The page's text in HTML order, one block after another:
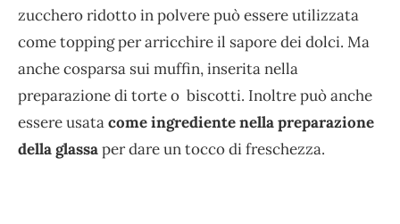
zucchero ridotto in polvere può essere utilizzata
come topping per arricchire il sapore dei dolci. Ma
anche cosparsa sui muffin, inserita nella
preparazione di torte o biscotti. Inoltre può anche
essere usatacome ingrediente nella preparazione
della glassaper dare un tocco di freschezza.